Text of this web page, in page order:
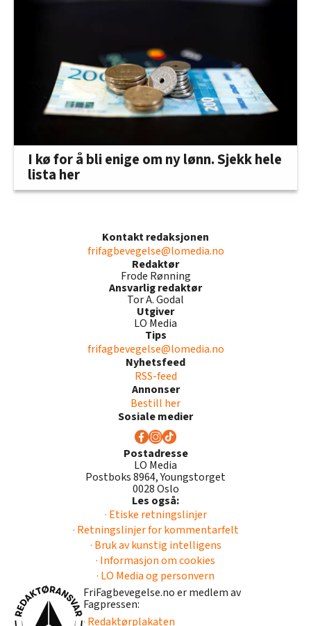
I kø for å bli enige om ny lønn. Sjekk hele
lista her
Kontakt redaksjonen
frifagbevegelse@lomedia.no
Redaktør
Frode Rønning
Ansvarlig redaktør
Tor A. Godal
Utgiver
LO Media
Tips
frifagbevegelse@lomedia.no
Nyhetsfeed
RSS-feed
Annonser
Bestill her
Sosiale medier
Postadresse
LO Media
Postboks 8964, Youngstorget
0028 Oslo
Les også:
· Etiske retningslinjer
· Retningslinjer for kommentarfelt
· Bruk av kunstig intelligens
· Informasjon om cookies
· LO Media og personvern
FriFagbevegelse.no er medlem av
Fagpressen:
· Redaktørplakaten